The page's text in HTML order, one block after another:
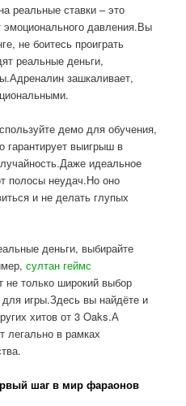
реальные ставки – это
давления.Вы
не боитесь проиграть
реальные деньги,
зашкаливает,
демо для обучения,
гарантирует выигрыш в
идеальное
полосы неудач.Но оно
и не делать глупых
деньги, выбирайте
султан геймс
не только широкий выбор
игры.Здесь вы найдёте и
хитов от 3 Oaks.А
легально в рамках
шаг в мир фараонов